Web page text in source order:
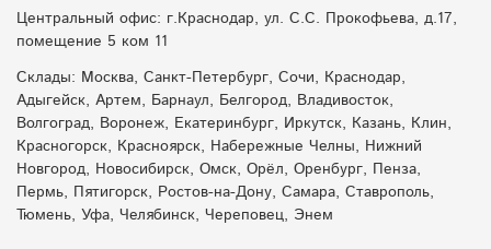
Центральный офис: г.Краснодар, ул. С.С. Прокофьева, д.17,
помещение 5 ком 11
Склады: Москва, Санкт-Петербург, Сочи, Краснодар,
Адыгейск, Артем, Барнаул, Белгород, Владивосток,
Волгоград, Воронеж, Екатеринбург, Иркутск, Казань, Клин,
Красногорск, Красноярск, Набережные Челны, Нижний
Новгород, Новосибирск, Омск, Орёл, Оренбург, Пенза,
Пермь, Пятигорск, Ростов-на-Дону, Самара, Ставрополь,
Тюмень, Уфа, Челябинск, Череповец, Энем